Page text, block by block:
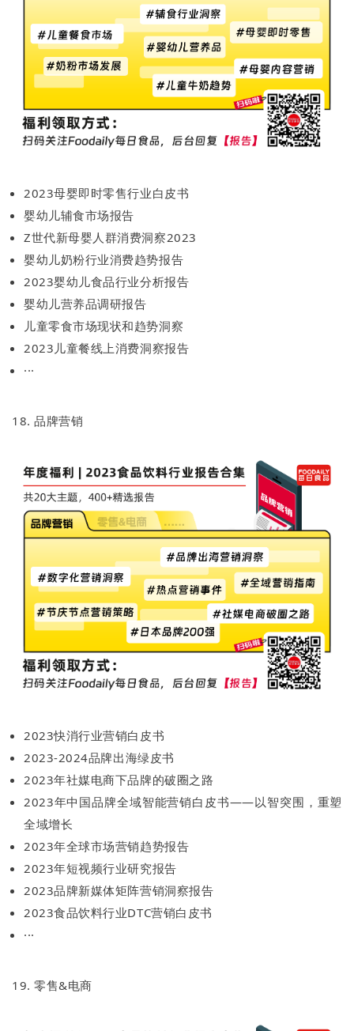
2023母婴即时零售行业白皮书
婴幼儿辅食市场报告
Z世代新母婴人群消费洞察2023
婴幼儿奶粉行业消费趋势报告
2023婴幼儿食品行业分析报告
婴幼儿营养品调研报告
儿童零食市场现状和趋势洞察
2023儿童餐线上消费洞察报告
···
18. 品牌营销
2023快消行业营销白皮书
2023-2024品牌出海绿皮书
2023年社媒电商下品牌的破圈之路
2023年中国品牌全域智能营销白皮书——以智突围，重塑
全域增长
2023年全球市场营销趋势报告
2023年短视频行业研究报告
2023品牌新媒体矩阵营销洞察报告
2023食品饮料行业DTC营销白皮书
···
19. 零售&电商